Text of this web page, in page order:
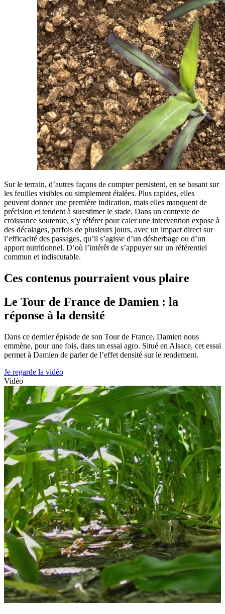
Sur le terrain, d’autres façons de compter persistent, en se basant sur
les feuilles visibles ou simplement étalées. Plus rapides, elles
peuvent donner une première indication, mais elles manquent de
précision et tendent à surestimer le stade. Dans un contexte de
croissance soutenue, s’y référer pour caler une intervention expose à
des décalages, parfois de plusieurs jours, avec un impact direct sur
l’efficacité des passages, qu’il s’agisse d’un désherbage ou d’un
apport nutritionnel. D’où l’intérêt de s’appuyer sur un référentiel
commun et indiscutable.
Ces contenus pourraient vous plaire
Le Tour de France de Damien : la
réponse à la densité
Dans ce dernier épisode de son Tour de France, Damien nous
emmène, pour une fois, dans un essai agro. Situé en Alsace, cet essai
permet à Damien de parler de l’effet densité sur le rendement.
Je regarde la vidéo
Vidéo